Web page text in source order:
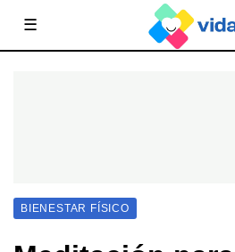
☰
BIENESTAR FÍSICO